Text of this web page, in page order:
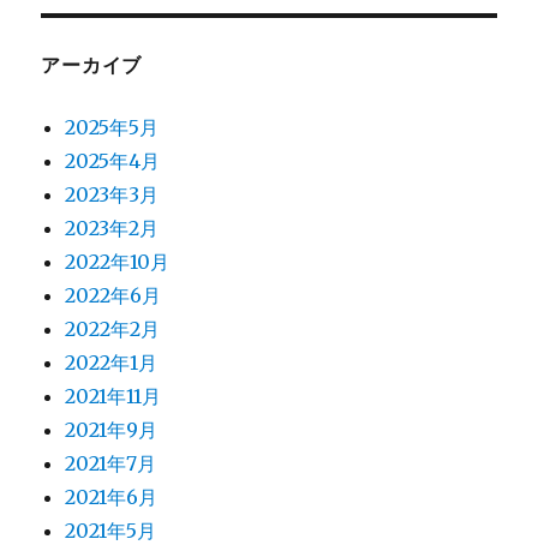
アーカイブ
2025年5月
2025年4月
2023年3月
2023年2月
2022年10月
2022年6月
2022年2月
2022年1月
2021年11月
2021年9月
2021年7月
2021年6月
2021年5月